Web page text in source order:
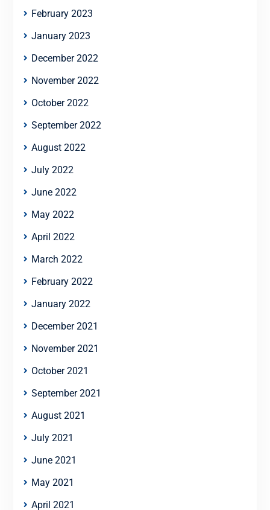
February 2023
January 2023
December 2022
November 2022
October 2022
September 2022
August 2022
July 2022
June 2022
May 2022
April 2022
March 2022
February 2022
January 2022
December 2021
November 2021
October 2021
September 2021
August 2021
July 2021
June 2021
May 2021
April 2021